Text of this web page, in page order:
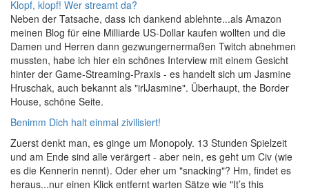
Klopf, klopf! Wer streamt da?
Neben der Tatsache, dass ich dankend ablehnte...als Amazon
meinen Blog für eine Milliarde US-Dollar kaufen wollten und die
Damen und Herren dann gezwungernermaßen Twitch abnehmen
mussten, habe ich hier ein schönes Interview mit einem Gesicht
hinter der Game-Streaming-Praxis - es handelt sich um Jasmine
Hruschak, auch bekannt als "irlJasmine". Überhaupt, the Border
House, schöne Seite.
Benimm Dich halt einmal zivilisiert!
Zuerst denkt man, es ginge um Monopoly. 13 Stunden Spielzeit
und am Ende sind alle verärgert - aber nein, es geht um Civ (wie
es die Kennerin nennt). Oder eher um "snacking"? Hm, findet es
heraus...nur einen Klick entfernt warten Sätze wie "It’s this